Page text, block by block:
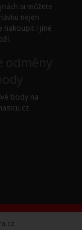
si můžete
nejen
nakoupit i jiné
body na
.